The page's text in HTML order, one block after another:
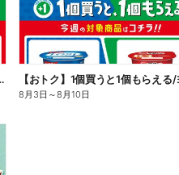
える/アイス
8月3日 ～8月10日